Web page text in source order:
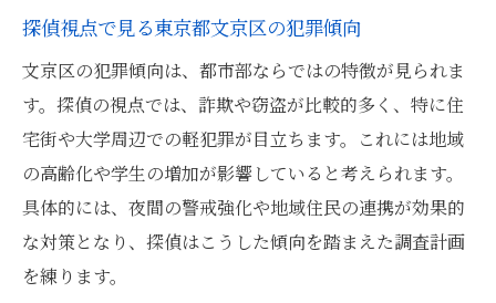
探偵の経験で感じる安全なエリアの特徴
探偵が行う文京区犯罪調査の流れと注意点
犯罪調査で探偵が活用する現場情報とは
東京都文京区で探偵が直面する現実問題
探偵が実感する文京区の防犯課題
探偵の視点で考える調査手法の選び方
安心な暮らしを目指す文京区の防犯対策
探偵視点で見る東京都文京区の犯罪傾向
文京区の犯罪傾向は、都市部ならではの特徴が見られま
す。探偵の視点では、詐欺や窃盗が比較的多く、特に住
宅街や大学周辺での軽犯罪が目立ちます。これには地域
の高齢化や学生の増加が影響していると考えられます。
具体的には、夜間の警戒強化や地域住民の連携が効果的
な対策となり、探偵はこうした傾向を踏まえた調査計画
を練ります。